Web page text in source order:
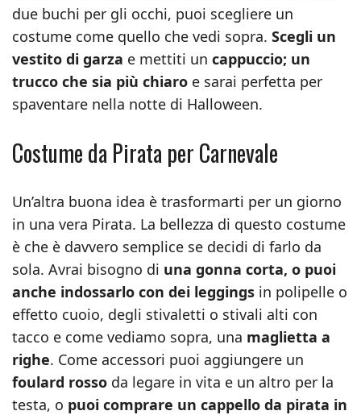
due buchi per gli occhi, puoi scegliere un
costume come quello che vedi sopra. Scegli un
vestito di garza e mettiti un cappuccio; un
trucco che sia più chiaro e sarai perfetta per
spaventare nella notte di Halloween.
Costume da Pirata per Carnevale
Un’altra buona idea è trasformarti per un giorno
in una vera Pirata. La bellezza di questo costume
è che è davvero semplice se decidi di farlo da
sola. Avrai bisogno di una gonna corta, o puoi
anche indossarlo con dei leggings in polipelle o
effetto cuoio, degli stivaletti o stivali alti con
tacco e come vediamo sopra, una maglietta a
righe. Come accessori puoi aggiungere un
foulard rosso da legare in vita e un altro per la
testa, o puoi comprare un cappello da pirata in